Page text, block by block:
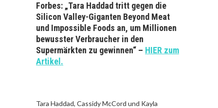
Forbes: „Tara Haddad tritt gegen die
Silicon Valley-Giganten Beyond Meat
und Impossible Foods an, um Millionen
bewusster Verbraucher in den
Supermärkten zu gewinnen“ – HIER zum
Artikel.
Tara Haddad, Cassidy McCord und Kayla